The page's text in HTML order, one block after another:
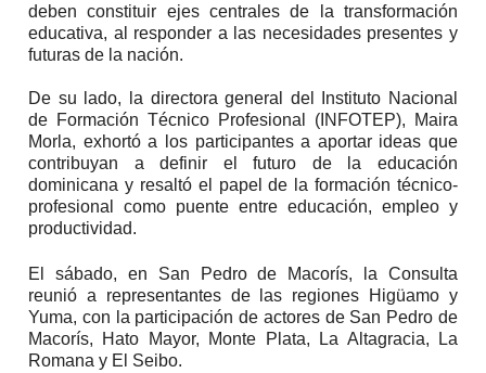
deben constituir ejes centrales de la transformación
educativa, al responder a las necesidades presentes y
futuras de la nación.
De su lado, la directora general del Instituto Nacional
de Formación Técnico Profesional (INFOTEP), Maira
Morla, exhortó a los participantes a aportar ideas que
contribuyan a definir el futuro de la educación
dominicana y resaltó el papel de la formación técnico-
profesional como puente entre educación, empleo y
productividad.
El sábado, en San Pedro de Macorís, la Consulta
reunió a representantes de las regiones Higüamo y
Yuma, con la participación de actores de San Pedro de
Macorís, Hato Mayor, Monte Plata, La Altagracia, La
Romana y El Seibo.